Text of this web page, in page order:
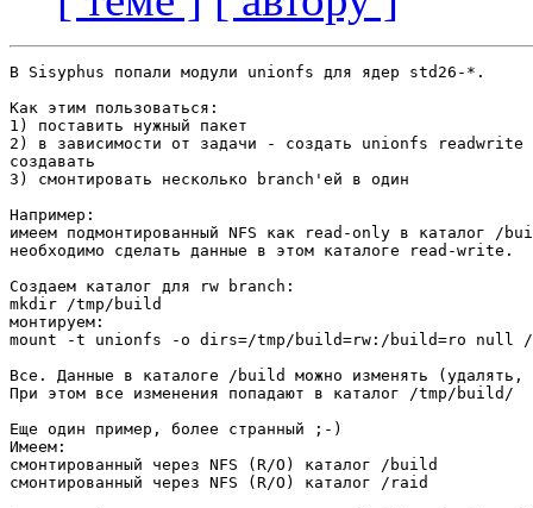
В Sisyphus попали модули unionfs для ядер std26-*.
Как этим пользоваться:
1) поставить нужный пакет
2) в зависимости от задачи - создать unionfs
создавать
3) смонтировать несколько branch'ей в один
Например:
имеем подмонтированный NFS как read-only в каталог /
необходимо сделать данные в этом каталоге read-write.
Создаем каталог для rw branch:
mkdir /tmp/build
монтируем:
mount -t unionfs -o dirs=/tmp/build=rw:/build=ro null
Все. Данные в каталоге /build можно изменять (удалять,
При этом все изменения попадают в каталог /tmp/build/
Еще один пример, более странный ;-)
Имеем:
смонтированный через NFS (R/O) каталог /build
смонтированный через NFS (R/O) каталог /raid